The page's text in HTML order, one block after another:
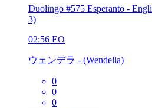
Duolingo #575 Esperanto -
3)
02:56 EO
ウェンデラ - (Wendella)
0
0
0